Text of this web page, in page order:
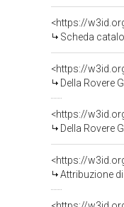
<https://
Scheda
<https://
Della Rovere
<https://
Della Rovere
<https://
Attribuzione di